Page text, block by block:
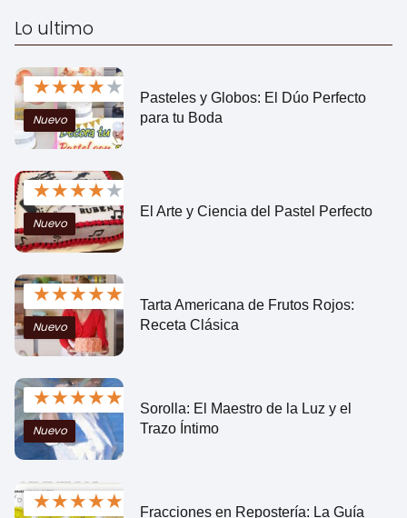
Lo ultimo
★★★★★
Nuevo
Pasteles y Globos: El Dúo Perfecto
para tu Boda
★★★★★
Nuevo
El Arte y Ciencia del Pastel Perfecto
★★★★★
Nuevo
Tarta Americana de Frutos Rojos:
Receta Clásica
★★★★★
Nuevo
Sorolla: El Maestro de la Luz y el
Trazo Íntimo
★★★★★ Fracciones en Repostería: La Guía